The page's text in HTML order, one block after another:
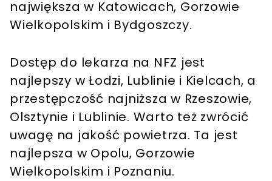
największa w Katowicach, Gorzowie
Wielkopolskim i Bydgoszczy.
Dostęp do lekarza na NFZ jest
najlepszy w Łodzi, Lublinie i Kielcach, a
przestępczość najniższa w Rzeszowie,
Olsztynie i Lublinie. Warto też zwrócić
uwagę na jakość powietrza. Ta jest
najlepsza w Opolu, Gorzowie
Wielkopolskim i Poznaniu.